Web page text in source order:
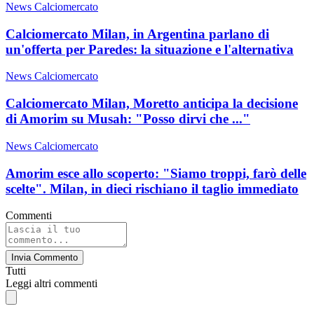
News Calciomercato
Calciomercato Milan, in Argentina parlano di
un'offerta per Paredes: la situazione e l'alternativa
News Calciomercato
Calciomercato Milan, Moretto anticipa la decisione
di Amorim su Musah: "Posso dirvi che ..."
News Calciomercato
Amorim esce allo scoperto: "Siamo troppi, farò delle
scelte". Milan, in dieci rischiano il taglio immediato
Commenti
Invia Commento
Tutti
Leggi altri commenti